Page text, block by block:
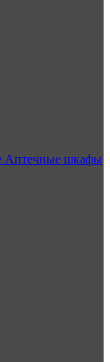
Аптечные шкафы